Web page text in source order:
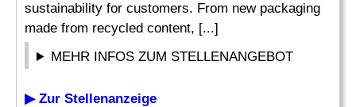
sustainability for customers. From new packaging
made from recycled content, [...]
MEHR INFOS ZUM STELLENANGEBOT
▶ Zur Stellenanzeige